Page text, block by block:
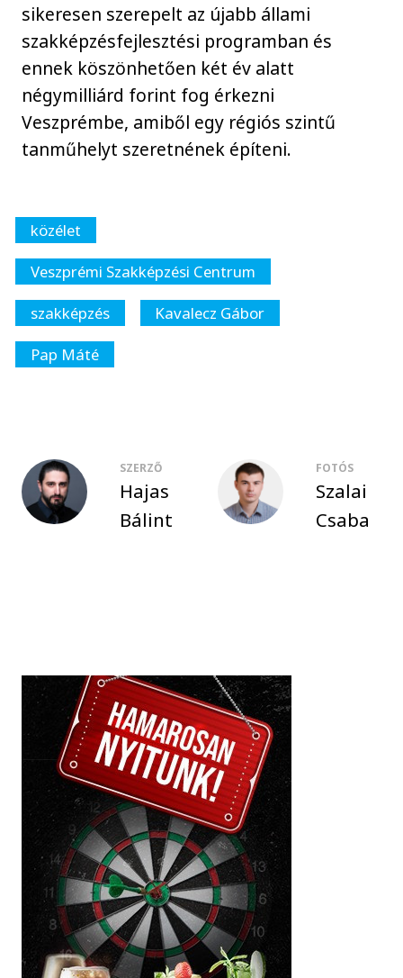
sikeresen szerepelt az újabb állami
szakképzésfejlesztési programban és
ennek köszönhetően két év alatt
négymilliárd forint fog érkezni
Veszprémbe, amiből egy régiós szintű
tanműhelyt szeretnének építeni.
közélet
Veszprémi Szakképzési Centrum
szakképzés
Kavalecz Gábor
Pap Máté
SZERZŐ
Hajas
Bálint
FOTÓS
Szalai
Csaba